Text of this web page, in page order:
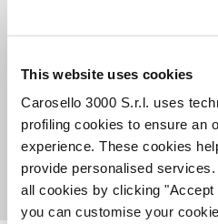
This website uses cookies
Carosello 3000 S.r.l. uses
profiling cookies to ensure an
experience. These cookies
provide personalised
all cookies by clicking
you can customise your
Festeggia il week-end o
amici o famiglia.
Carosello 3000 (arrivo
nella location di una
informarti sulle attività, gli
hanno luogo sulla
snow-food FatCat,
insieme al nostro team
vincere dei voli in parapendio